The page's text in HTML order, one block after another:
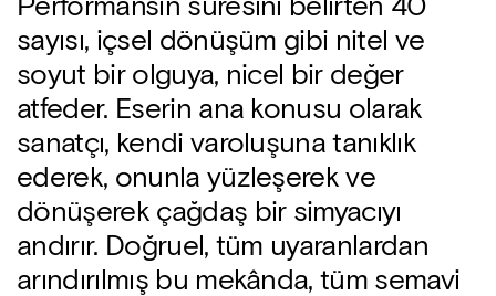
sayısı, içsel dönüşüm gibi nitel ve
soyut bir olguya, nicel bir değer
atfeder. Eserin ana konusu olarak
sanatçı, kendi varoluşuna tanıklık
ederek, onunla yüzleşerek ve
dönüşerek çağdaş bir simyacıyı
andırır. Doğruel, tüm uyaranlardan
arındırılmış bu mekânda, tüm semavi